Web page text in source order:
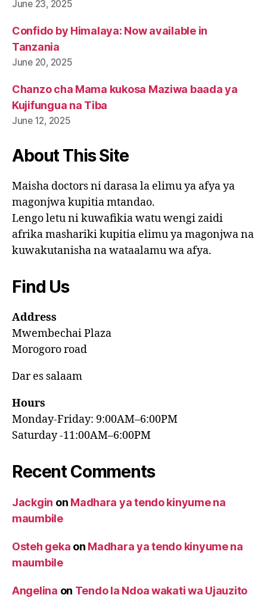
June 23, 2025
Confido by Himalaya: Now available in
Tanzania
June 20, 2025
Chanzo cha Mama kukosa Maziwa baada ya
Kujifungua na Tiba
June 12, 2025
About This Site
Maisha doctors ni darasa la elimu ya afya ya
magonjwa kupitia mtandao.
Lengo letu ni kuwafikia watu wengi zaidi
afrika mashariki kupitia elimu ya magonjwa na
kuwakutanisha na wataalamu wa afya.
Find Us
Address
Mwembechai Plaza
Morogoro road
Dar es salaam
Hours
Monday-Friday: 9:00AM–6:00PM
Saturday -11:00AM–6:00PM
Recent Comments
Jackgin on Madhara ya tendo kinyume na
maumbile
Osteh geka on Madhara ya tendo kinyume na
maumbile
Angelina on Tendo la Ndoa wakati wa Ujauzito